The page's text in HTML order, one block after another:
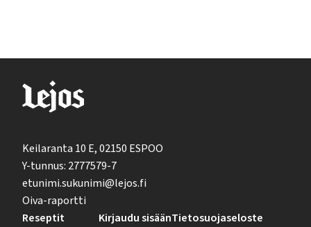
Keilaranta 10 E, 02150 ESPOO
Y-tunnus: 2777579-7
etunimi.sukunimi@lejos.fi
Oiva-raportti
Reseptit
Kirjaudu sisäänTietosuojaseloste